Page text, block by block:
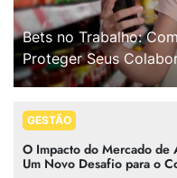
Bets no Trabalho:
Proteger Seus
GESTÃO
O Impacto do Mercado de
Um Novo Desafio para o